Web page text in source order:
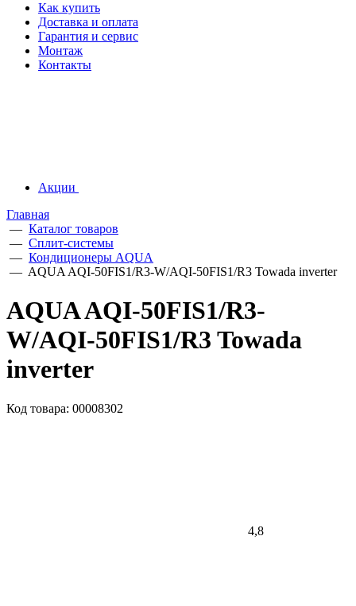
Как купить
Доставка и оплата
Гарантия и сервис
Монтаж
Контакты
Акции
Главная
— Каталог товаров
— Сплит-системы
— Кондиционеры AQUA
— AQUA AQI-50FIS1/R3-W/AQI-50FIS1/R3 Towada inverter
AQUA AQI-50FIS1/R3-
W/AQI-50FIS1/R3 Towada
inverter
Код товара: 00008302
4,8